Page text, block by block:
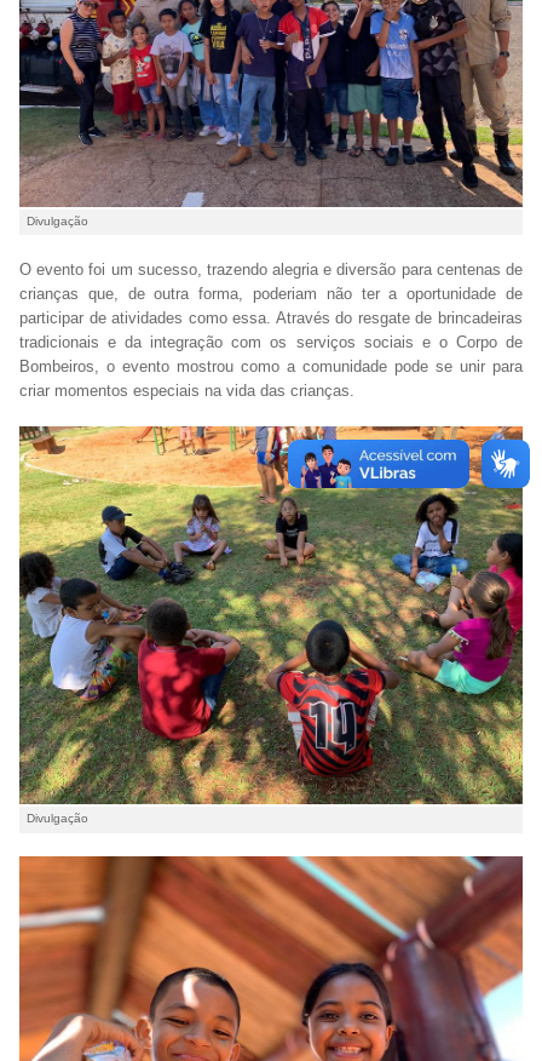
Divulgação
O evento foi um sucesso, trazendo alegria e diversão para centenas de
crianças que, de outra forma, poderiam não ter a oportunidade de
participar de atividades como essa. Através do resgate de brincadeiras
tradicionais e da integração com os serviços sociais e o Corpo de
Bombeiros, o evento mostrou como a comunidade pode se unir para
criar momentos especiais na vida das crianças.
Divulgação